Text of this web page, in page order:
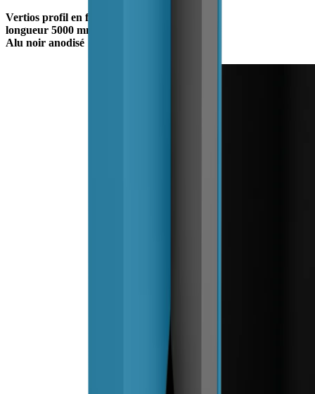
Vertios profil en forme L
longueur 5000 mm fix
Alu noir anodisé